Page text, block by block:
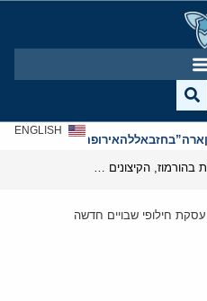
ארה”בחזבאללהאירופהאנטישמיות
ENGLISH
חילופי שבויים חדשה